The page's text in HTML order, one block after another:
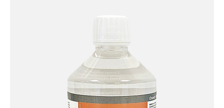
resíduos persistentes e contaminantes industriais
permite atuar tanto em componentes metálicos
como elétricos, ajudando a restaurar rapidamente
superfícies críticas. Ideal para operações de
manutenção e preparação de moldes e equipamentos
antes de novos ciclos de produção, contribuindo para
processos mais fiáveis e eficientes.